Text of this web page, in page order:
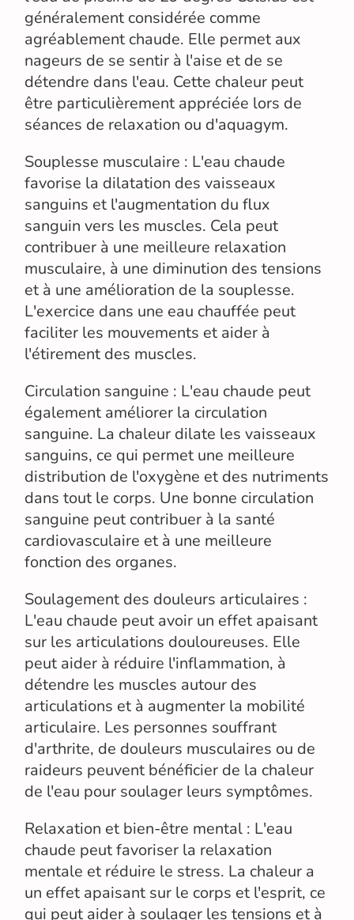
généralement considérée comme
agréablement chaude. Elle permet aux
nageurs de se sentir à l'aise et de se
détendre dans l'eau. Cette chaleur peut
être particulièrement appréciée lors de
séances de relaxation ou d'aquagym.
Souplesse musculaire : L'eau chaude
favorise la dilatation des vaisseaux
sanguins et l'augmentation du flux
sanguin vers les muscles. Cela peut
contribuer à une meilleure relaxation
musculaire, à une diminution des tensions
et à une amélioration de la souplesse.
L'exercice dans une eau chauffée peut
faciliter les mouvements et aider à
l'étirement des muscles.
Circulation sanguine : L'eau chaude peut
également améliorer la circulation
sanguine. La chaleur dilate les vaisseaux
sanguins, ce qui permet une meilleure
distribution de l'oxygène et des nutriments
dans tout le corps. Une bonne circulation
sanguine peut contribuer à la santé
cardiovasculaire et à une meilleure
fonction des organes.
Soulagement des douleurs articulaires :
L'eau chaude peut avoir un effet apaisant
sur les articulations douloureuses. Elle
peut aider à réduire l'inflammation, à
détendre les muscles autour des
articulations et à augmenter la mobilité
articulaire. Les personnes souffrant
d'arthrite, de douleurs musculaires ou de
raideurs peuvent bénéficier de la chaleur
de l'eau pour soulager leurs symptômes.
Relaxation et bien-être mental : L'eau
chaude peut favoriser la relaxation
mentale et réduire le stress. La chaleur a
un effet apaisant sur le corps et l'esprit, ce
qui peut aider à soulager les tensions et à